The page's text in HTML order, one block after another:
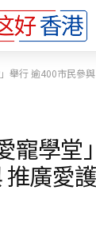
」舉行 逾400市民參
寵學堂
廣愛